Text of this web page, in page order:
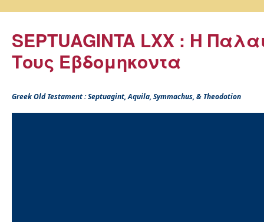
SEPTUAGINTA LXX : Η
Τους Εβδομηκοντα
Greek Old Testament : Septuagint, Aquila, Symmachus, & Theodotion